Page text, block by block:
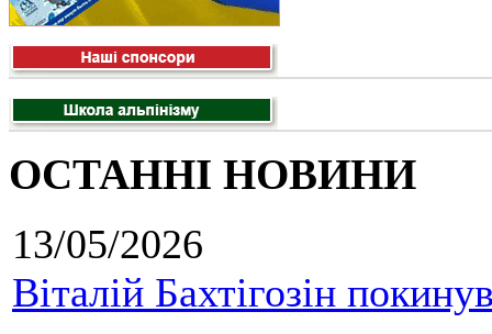
ОСТАННІ НОВИНИ
13/05/2026
Віталій Бахтігозін